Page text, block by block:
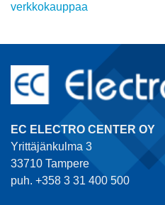
verkkokauppaa
EC ELECTRO CENTER OY
Yrittäjänkulma 3
33710 Tampere
puh. +358 3 31 400 500